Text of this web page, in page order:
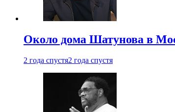
Около дома Шатунова в
2 года спустя2 года спустя